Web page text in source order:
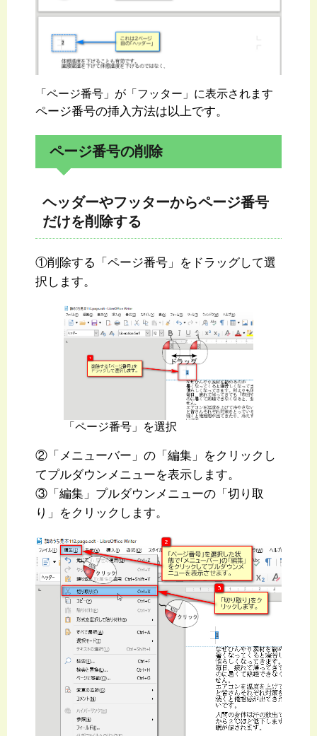
「ページ番号」が「フッター」に表示されます
ページ番号の挿入方法は以上です。
ページ番号の削除
ヘッダーやフッターからページ番号
だけを削除する
①削除する「ページ番号」をドラッグして選
択します。
「ページ番号」を選択
②「メニューバー」の「編集」をクリックし
てプルダウンメニューを表示します。
③「編集」プルダウンメニューの「切り取
り」をクリックします。